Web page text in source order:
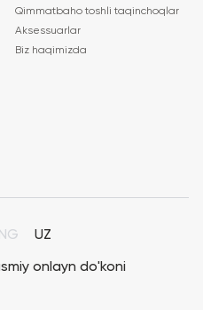
Qimmatbaho toshli taqinchoqlar
Aksessuarlar
Biz haqimizda
onlayn do'koni
UZ